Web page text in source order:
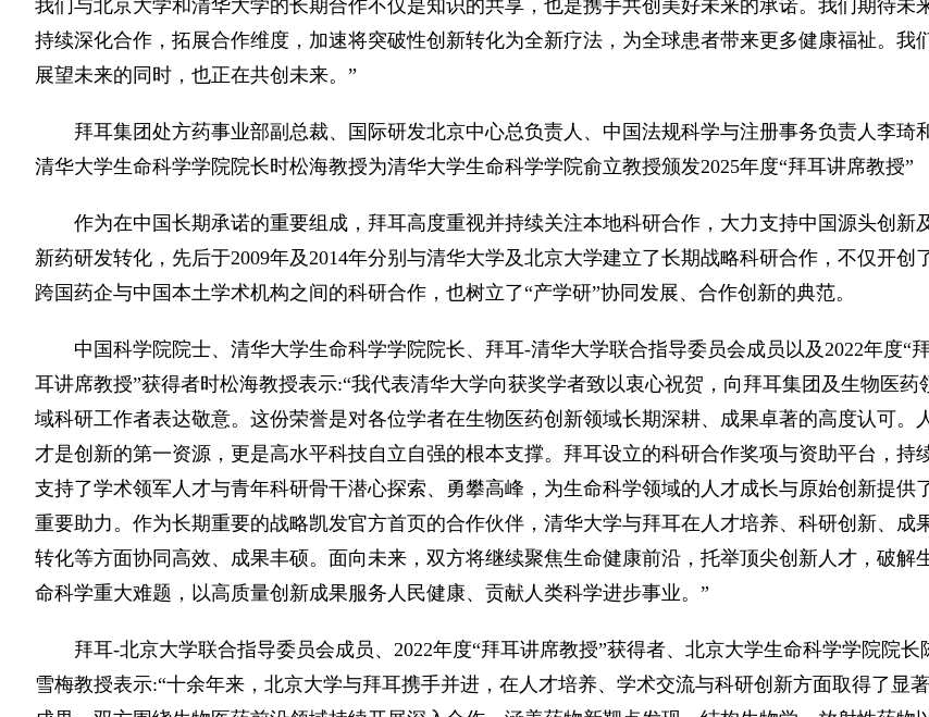
我们与北京大学和清华大学的长期合作不仅是知识的共享，也是携手共创美好未来的承诺。我们期待未
持续深化合作，拓展合作维度，加速将突破性创新转化为全新疗法，为全球患者带来更多健康福祉。我
展望未来的同时，也正在共创未来。”
拜耳集团处方药事业部副总裁、国际研发北京中心总负责人、中国法规科学与注册事务负责人李琦
清华大学生命科学学院院长时松海教授为清华大学生命科学学院俞立教授颁发2025年度“拜耳讲席教授”
作为在中国长期承诺的重要组成，拜耳高度重视并持续关注本地科研合作，大力支持中国源头创新
新药研发转化，先后于2009年及2014年分别与清华大学及北京大学建立了长期战略科研合作，不仅开创
跨国药企与中国本土学术机构之间的科研合作，也树立了“产学研”协同发展、合作创新的典范。
中国科学院院士、清华大学生命科学学院院长、拜耳-清华大学联合指导委员会成员以及2022年度“
耳讲席教授”获得者时松海教授表示:“我代表清华大学向获奖学者致以衷心祝贺，向拜耳集团及生物医药
域科研工作者表达敬意。这份荣誉是对各位学者在生物医药创新领域长期深耕、成果卓著的高度认可。
才是创新的第一资源，更是高水平科技自立自强的根本支撑。拜耳设立的科研合作奖项与资助平台，持
支持了学术领军人才与青年科研骨干潜心探索、勇攀高峰，为生命科学领域的人才成长与原始创新提供
重要助力。作为长期重要的战略凯发官方首页的合作伙伴，清华大学与拜耳在人才培养、科研创新、成
转化等方面协同高效、成果丰硕。面向未来，双方将继续聚焦生命健康前沿，托举顶尖创新人才，破解
命科学重大难题，以高质量创新成果服务人民健康、贡献人类科学进步事业。”
拜耳-北京大学联合指导委员会成员、2022年度“拜耳讲席教授”获得者、北京大学生命科学学院院长
雪梅教授表示:“十余年来，北京大学与拜耳携手并进，在人才培养、学术交流与科研创新方面取得了显著